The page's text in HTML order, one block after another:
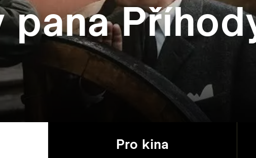
pana
Pro kina